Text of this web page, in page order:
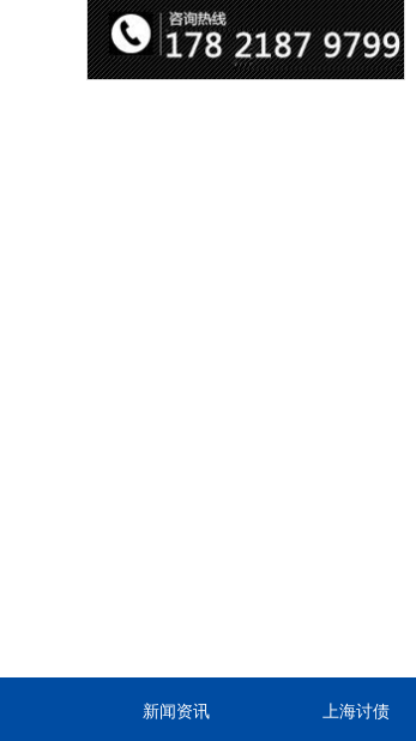
要回来吗 罪”详解，能判刑
函”催账为啥管用？
成本低见效快
类隐形财产（公积
金、保单）也能执行
新闻资讯 上海讨债